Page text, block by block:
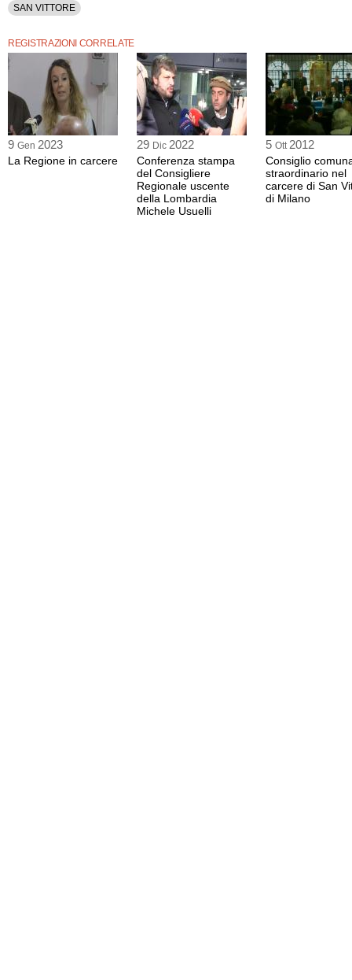
Sono stati discussi i seguenti argomenti: Associazioni, Bollate, Carcere,
La registrazione audio di questo dibatto ha una durata di 2 ore e 29 minuti.
SAN VITTORE
REGISTRAZIONI CORRELATE
9 Gen 2023
La Regione in carcere
29 Dic 2022
Conferenza stampa
del Consigliere
Regionale uscente
della Lombardia
Michele Usuelli
5 Ott 2012
Consiglio
straordinario nel
carcere di San
di Milano